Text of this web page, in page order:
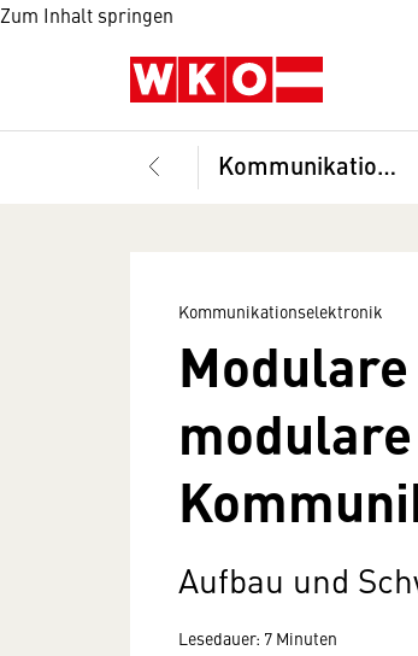
Zum Inhalt springen
Kommunikationselektronik
Kommunikationselektronik
Aufbau und
Lesedauer: 7 Minuten